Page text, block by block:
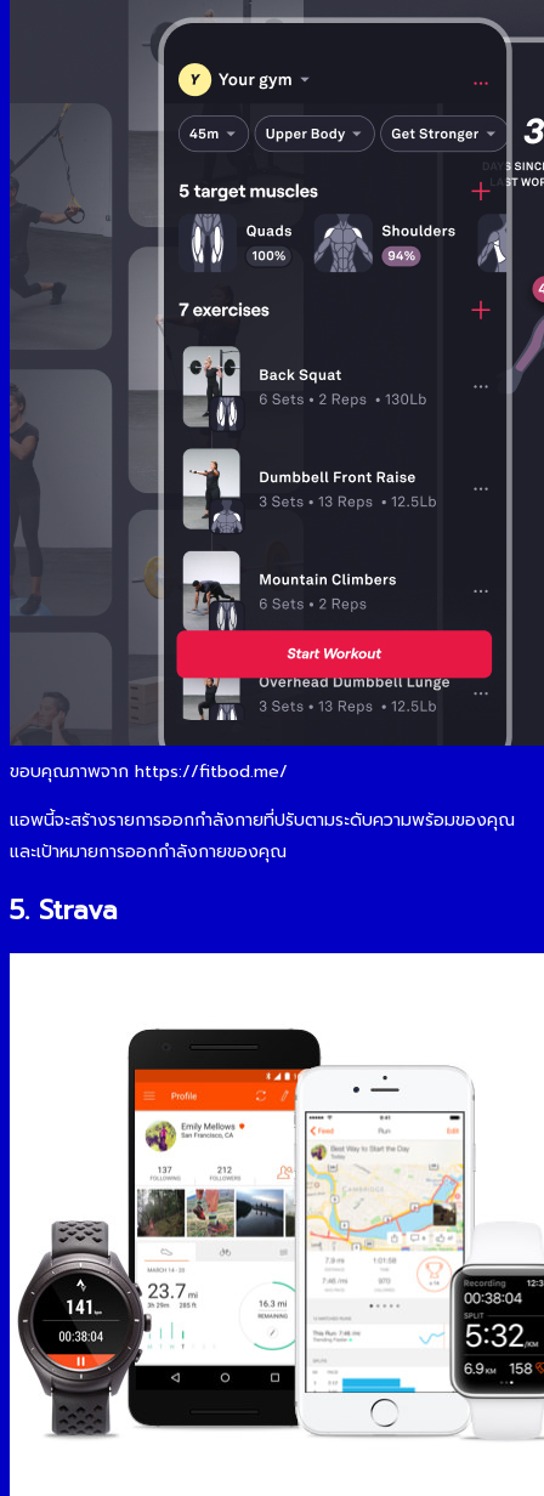
ขอบคุณภาพจาก https://fitbod.me/
แอพนี้จะสร้างรายการออกกำลังกายที่ปรับตามระดับความพร้อมของคุณ
และเป้าหมายการออกกำลังกายของคุณ
5. Strava